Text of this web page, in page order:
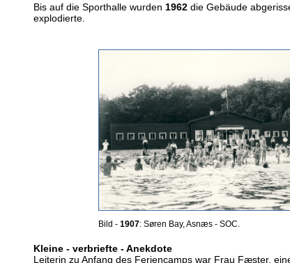
Bis auf die Sporthalle wurden 1962 die Gebäude
explodierte.
Bild - 1907: Søren Bay, Asnæs - SOC.
Kleine - verbriefte - Anekdote
Leiterin zu Anfang des Feriencamps war Frau Fæster,